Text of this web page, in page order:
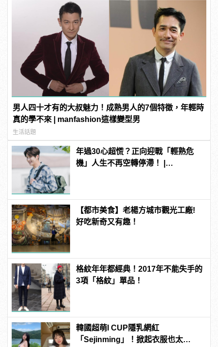
男人四十才有的大叔魅力！成熟男人的7個特徵，年輕時
真的學不來 | manfashion這樣變型男
生活話題
年過30心超慌？正向迎戰「輕熟危
機」人生不再空轉停滯！ |
【都市美食】老楊方城市觀光工廠!
好吃新奇又有趣！
格紋年年都經典！2017年不能失手的
3項「格紋」單品！
韓國超萌I CUP隱乳網紅
「Sejinming」！掀起衣服也太